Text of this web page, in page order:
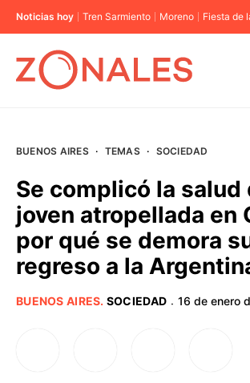
Noticias hoy Tren Sarmiento Moreno Fiesta de
BUENOS AIRES
PROVINCIAS
BUENOS AIRES · TEMAS · SOCIEDAD
Se complicó la salud
joven atropellada en
por qué se demora
regreso a la
BUENOS AIRES. SOCIEDAD · 16 de enero